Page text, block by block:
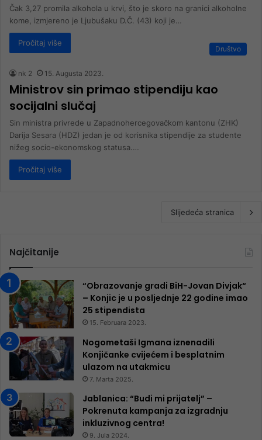
Čak 3,27 promila alkohola u krvi, što je skoro na granici alkoholne
kome, izmjereno je Ljubušaku D.Č. (43) koji je…
Pročitaj više
Društvo
nk 2 15. Augusta 2023.
Ministrov sin primao stipendiju kao
socijalni slučaj
Sin ministra privrede u Zapadnohercegovačkom kantonu (ZHK)
Darija Sesara (HDZ) jedan je od korisnika stipendije za studente
nižeg socio-ekonomskog statusa.…
Pročitaj više
Slijedeća stranica
Najčitanije
“Obrazovanje gradi BiH-Jovan Divjak“
– Konjic je u posljednje 22 godine imao
25 ​​stipendista
15. Februara 2023.
Nogometaši Igmana iznenadili
Konjičanke cvijećem i besplatnim
ulazom na utakmicu
7. Marta 2025.
Jablanica: “Budi mi prijatelj” –
Pokrenuta kampanja za izgradnju
inkluzivnog centra!
9. Jula 2024.